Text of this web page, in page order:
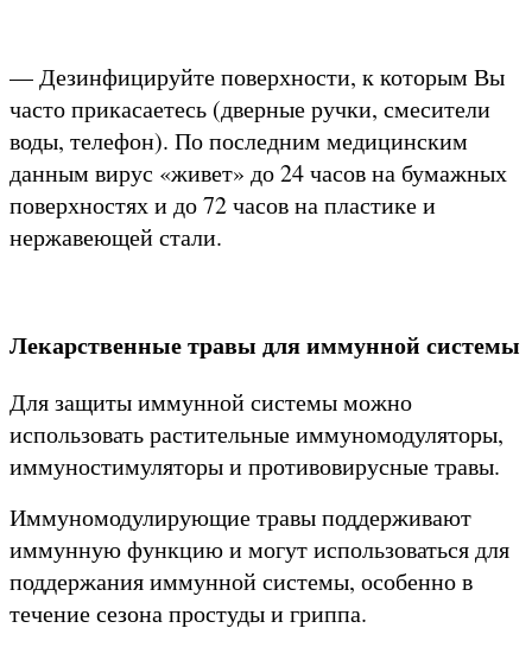
— Дезинфицируйте поверхности, к которым Вы
часто прикасаетесь (дверные ручки, смесители
воды, телефон). По последним медицинским
данным вирус «живет» до 24 часов на бумажных
поверхностях и до 72 часов на пластике и
нержавеющей стали.
Лекарственные травы для иммунной системы
Для защиты иммунной системы можно
использовать растительные иммуномодуляторы,
иммуностимуляторы и противовирусные травы.
Иммуномодулирующие травы поддерживают
иммунную функцию и могут использоваться для
поддержания иммунной системы, особенно в
течение сезона простуды и гриппа.